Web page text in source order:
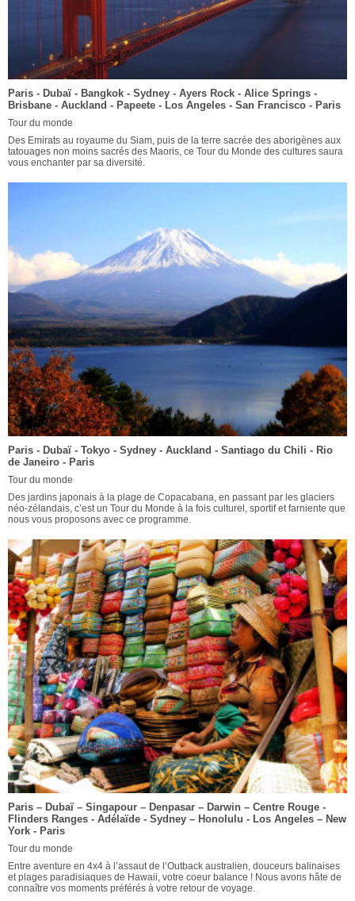
Paris - Dubaï - Bangkok - Sydney - Ayers Rock - Alice Springs -
Brisbane - Auckland - Papeete - Los Angeles - San Francisco - Paris
Tour du monde
Des Emirats au royaume du Siam, puis de la terre sacrée des aborigènes aux
tatouages non moins sacrés des Maoris, ce Tour du Monde des cultures saura
vous enchanter par sa diversité.
Paris - Dubaï - Tokyo - Sydney - Auckland - Santiago du Chili - Rio
de Janeiro - Paris
Tour du monde
Des jardins japonais à la plage de Copacabana, en passant par les glaciers
néo-zélandais, c’est un Tour du Monde à la fois culturel, sportif et farniente que
nous vous proposons avec ce programme.
Paris – Dubaï – Singapour – Denpasar – Darwin – Centre Rouge -
Flinders Ranges - Adélaïde - Sydney – Honolulu - Los Angeles – New
York - Paris
Tour du monde
Entre aventure en 4x4 à l’assaut de l’Outback australien, douceurs balinaises
et plages paradisiaques de Hawaii, votre coeur balance ! Nous avons hâte de
connaître vos moments préférés à votre retour de voyage.